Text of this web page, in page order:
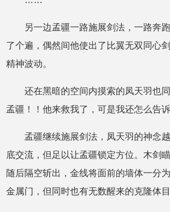
另一边孟疆一路施展剑法，一路奔
了个遍，偶然间他使出了比翼无双同心
精神波动。
还在黑暗的空间内摸索的凤天羽也
孟疆！！他来救我了，可是我还怎么告诉
孟疆继续施展剑法，凤天羽的神念
底交流，但足以让孟疆锁定方位。木剑
随后隔空斩出，金线将面前的墙体一分
金属门，但同时也有无数醒来的克隆体目